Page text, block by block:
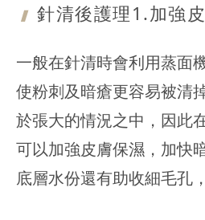
針清後護理1.加強
一般在針清時會利用蒸面
使粉刺及暗瘡更容易被清
於張大的情況之中，因此
可以加強皮膚保濕，加快
底層水份還有助收細毛孔